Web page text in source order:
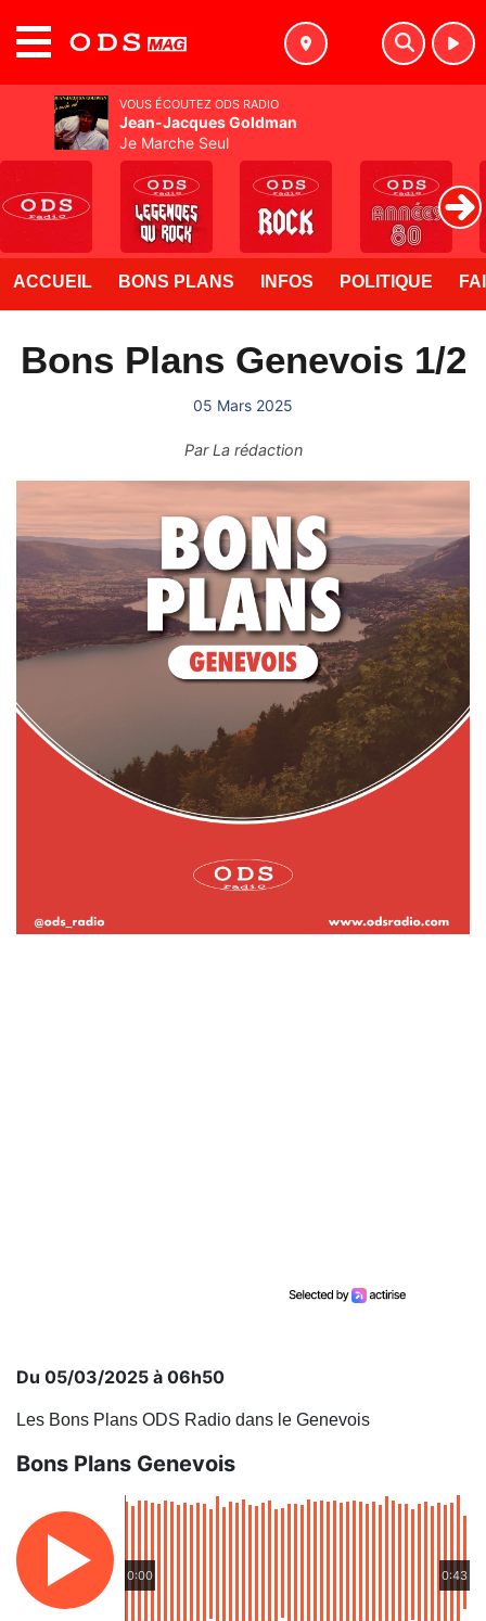
ACCUEIL BONS PLANS INFOS POLITIQUE
Bons Plans Genevois 1/2
05 Mars 2025
ParLa rédaction
Du 05/03/2025 à 06h50
Les Bons Plans ODS Radio dans le Genevois
Bons Plans Genevois
0:00 0:43
VOUS ÉCOUTEZ ODS RADIO
Jean-Jacques Goldman
Je Marche Seul